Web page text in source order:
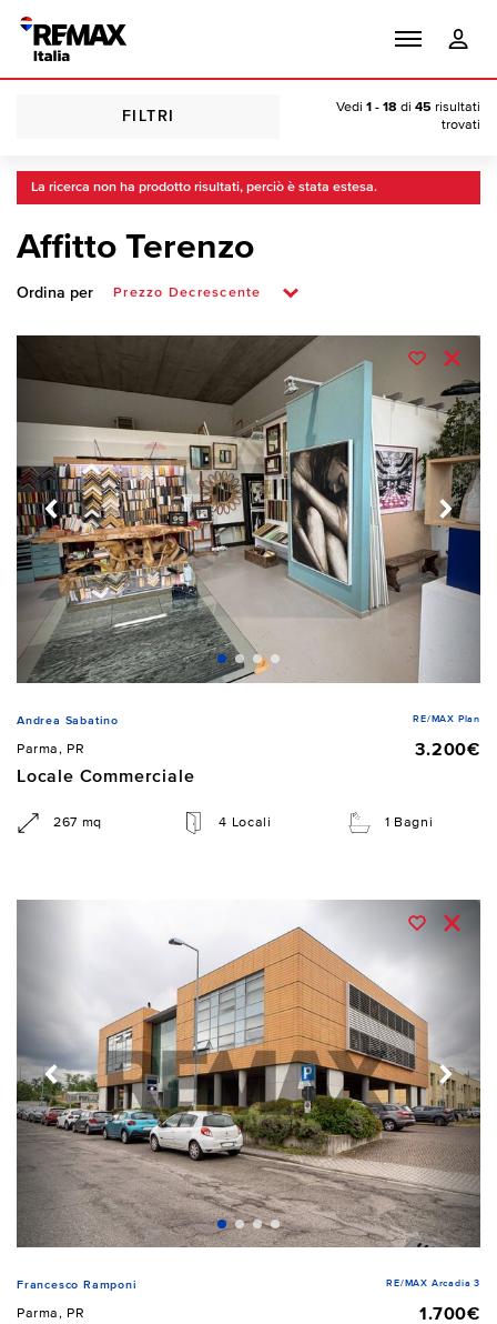
FILTRI
Vedi 1 - 18 di 45 risultati
trovati
La ricerca non ha prodotto risultati, perciò è stata estesa.
Affitto Terenzo
Ordina per
Andrea Sabatino RE/MAX Plan
Parma, PR
3.200€
Locale Commerciale
267 mq 4 Locali 1 Bagni
Francesco Ramponi RE/MAX Arcadia 3
Parma, PR
1.700€